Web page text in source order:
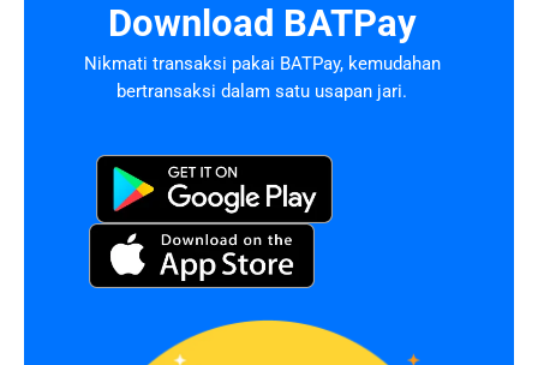
Download BATPay
Nikmati transaksi pakai BATPay, kemudahan
bertransaksi dalam satu usapan jari.